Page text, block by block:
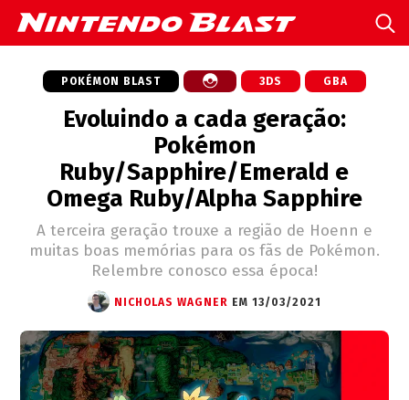
POKÉMON BLAST 3DS GBA
Evoluindo a cada geração:
Pokémon
Ruby/Sapphire/Emerald e
Omega Ruby/Alpha Sapphire
A terceira geração trouxe a região de Hoenn e
muitas boas memórias para os fãs de Pokémon.
Relembre conosco essa época!
NICHOLAS WAGNER EM 13/03/2021